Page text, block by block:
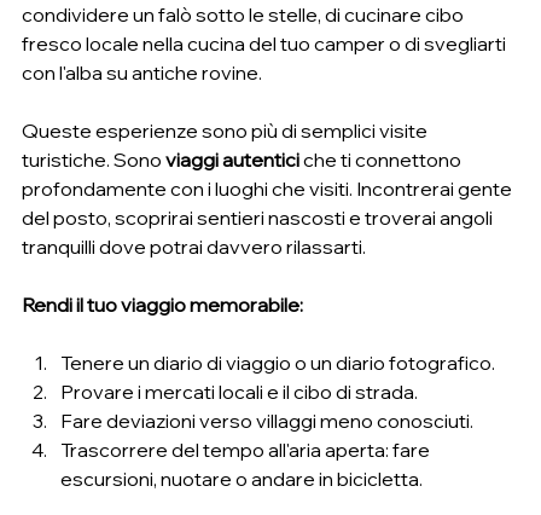
condividere un falò sotto le stelle, di cucinare cibo
fresco locale nella cucina del tuo camper o di svegliarti
con l'alba su antiche rovine.
Queste esperienze sono più di semplici visite
turistiche. Sono viaggi autentici che ti connettono
profondamente con i luoghi che visiti. Incontrerai gente
del posto, scoprirai sentieri nascosti e troverai angoli
tranquilli dove potrai davvero rilassarti.
Rendi il tuo viaggio memorabile:
Tenere un diario di viaggio o un diario fotografico.
Provare i mercati locali e il cibo di strada.
Fare deviazioni verso villaggi meno conosciuti.
Trascorrere del tempo all'aria aperta: fare
escursioni, nuotare o andare in bicicletta.